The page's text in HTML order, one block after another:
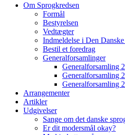
Om Sprogkredsen
Formål
Bestyrelsen
Vedtægter
Indmeldelse i Den
Bestil et foredrag
Generalforsamlinger
Generalforsamling
Generalforsamling
Generalforsamling
Arrangementer
Artikler
Udgivelser
Sange om det danske
Er dit modersmål okay?